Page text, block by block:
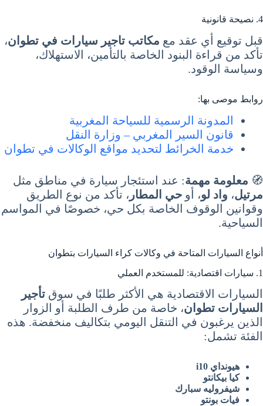
4. نصيحة قانونية
قبل توقيع أي عقد مع مكاتب تاجير سيارات في تطوان،
تأكد من قراءة البنود الخاصة بالتأمين، الاستهلاك،
وسياسة الوقود.
روابط موصى بها:
المدونة الرسمية للسياحة المغربية
قانون السير المغربي – وزارة النقل
خدمة الخرائط لتحديد مواقع الوكالات في تطوان
🧭 معلومة مهمة: عند استئجار سيارة في مناطق مثل
مرتيل، واد لو، أو حي المطار ، تأكد من نوع الطريق
وقوانين الوقوف الخاصة بكل حي، خصوصًا في المواسم
السياحية.
أنواع السيارات المتاحة في وكالات كراء السيارات بتطوان
1. سيارات اقتصادية: للمستخدم العملي
السيارات الاقتصادية هي الأكثر طلبًا في سوق تأجير
السيارات تطوان، خاصة من طرف الطلبة أو الزوار
الذين يرغبون في التنقل اليومي بتكاليف منخفضة. هذه
الفئة تشمل:
هيونداي i10
كيا بيكانتو
شيفروليه سبارك
فيات بونتو